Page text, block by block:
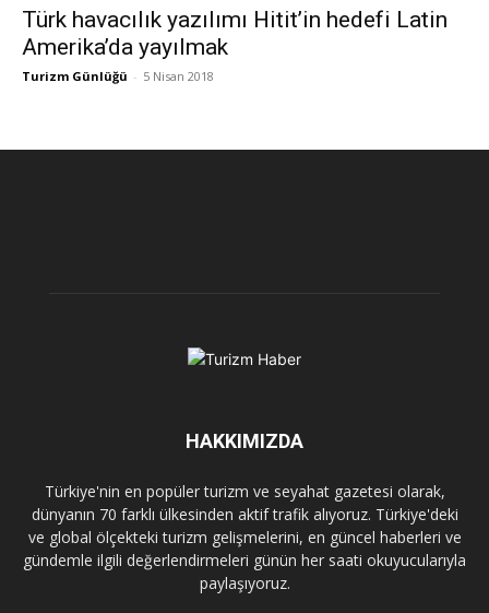
Türk havacılık yazılımı Hitit’in hedefi Latin
Amerika’da yayılmak
Turizm Günlüğü - 5 Nisan 2018
HAKKIMIZDA
Türkiye'nin en popüler turizm ve seyahat gazetesi olarak,
dünyanın 70 farklı ülkesinden aktif trafik alıyoruz. Türkiye'deki
ve global ölçekteki turizm gelişmelerini, en güncel haberleri ve
gündemle ilgili değerlendirmeleri günün her saati okuyucularıyla
paylaşıyoruz.